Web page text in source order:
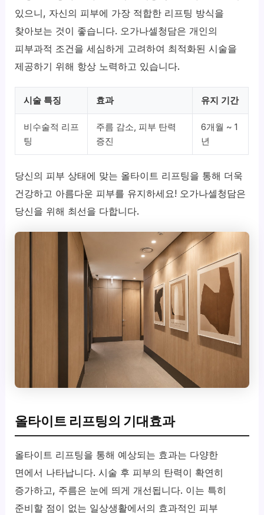
있으니, 자신의 피부에 가장 적합한 리프팅 방식을
찾아보는 것이 좋습니다. 오가나셀청담은 개인의
피부과적 조건을 세심하게 고려하여 최적화된 시술을
제공하기 위해 항상 노력하고 있습니다.
시술 특징 효과 유지 기간
비수술적 리프
팅
주름 감소, 피부 탄력
증진
6개월 ~ 1
년
당신의 피부 상태에 맞는 올타이트 리프팅을 통해 더욱
건강하고 아름다운 피부를 유지하세요! 오가나셀청담은
당신을 위해 최선을 다합니다.
올타이트 리프팅의 기대효과
올타이트 리프팅을 통해 예상되는 효과는 다양한
면에서 나타납니다. 시술 후 피부의 탄력이 확연히
증가하고, 주름은 눈에 띄게 개선됩니다. 이는 특히
준비할 점이 없는 일상생활에서의 효과적인 피부